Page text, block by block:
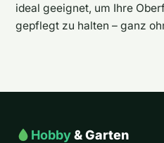
ideal geeignet, um Ihre
gepflegt zu halten – ganz
Hobby& Garten